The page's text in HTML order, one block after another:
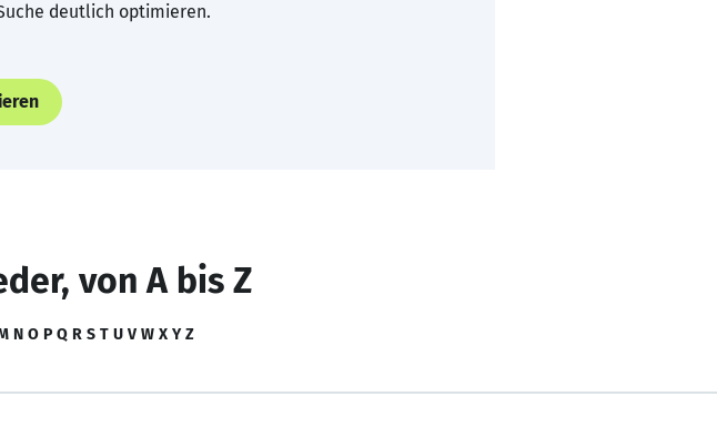
deutlich optimieren.
von A bis Z
N O P Q R S T U V W X Y Z